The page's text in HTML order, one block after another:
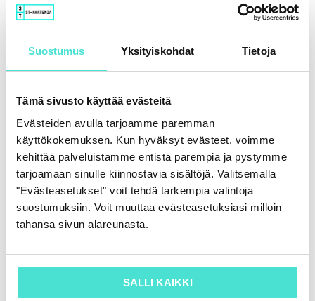
Suostumus Yksityiskohdat Tietoja
Tämä sivusto käyttää evästeitä
Evästeiden avulla tarjoamme paremman
käyttökokemuksen. Kun hyväksyt evästeet, voimme
kehittää palveluistamme entistä parempia ja pystymme
tarjoamaan sinulle kiinnostavia sisältöjä. Valitsemalla
"Evästeasetukset" voit tehdä tarkempia valintoja
suostumuksiin. Voit muuttaa evästeasetuksiasi milloin
tahansa sivun alareunasta.
SALLI KAIKKI
IFRS | Kirja
Rahoituslaskelma
86,00€ (+ alv)
LISÄÄ OSTOSKORIIN
KAIKKI KIRJAT